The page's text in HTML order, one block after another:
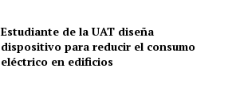
Estudiante de la UAT diseña
dispositivo para reducir el consumo
eléctrico en edificios